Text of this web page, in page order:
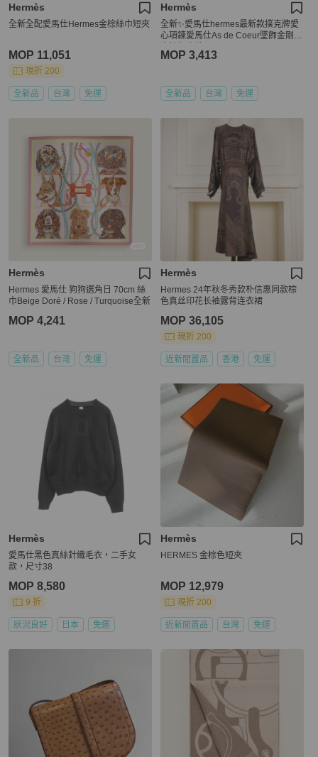
Hermès
全新全配愛馬仕Hermes金棕絲巾短夾
MOP 11,051
現折 200
全新品 台灣 免運
Hermès
全新✨愛馬仕hermes最新款撲克牌愛
心項鍊愛馬仕As de Coeur墜飾金剛色
MOP 3,413
全新品 台灣 免運
Hermès
Hermes 愛馬仕 狗狗選角日 70cm 絲
巾Beige Doré / Rose / Turquoise全新
MOP 4,241
全新品 台灣 免運
Hermès
Hermes 24年秋冬秀款朴信惠同款棕
色真丝印花长袖露背连衣裙
MOP 36,105
現折 200
近新閒置品 香港 免運
Hermès
愛馬仕黑色真絲針織毛衣，二手女
款，尺寸38
MOP 8,580
9 折
狀況良好 日本 免運
Hermès
HERMES 金棕色短夾
MOP 12,979
現折 200
近新閒置品 台灣 免運